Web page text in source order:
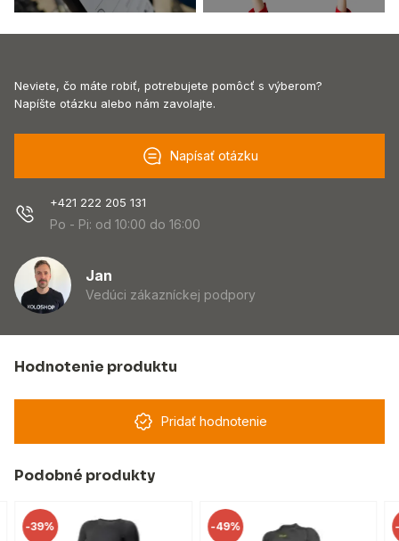
Neviete, čo máte robiť, potrebujete pomôcť s výberom?
Napíšte otázku alebo nám zavolajte.
Napísať otázku
+421 222 205 131
Po - Pi: od 10:00 do 16:00
Jan
Vedúci zákazníckej podpory
Hodnotenie produktu
Pridať hodnotenie
Podobné produkty
-39% -49%